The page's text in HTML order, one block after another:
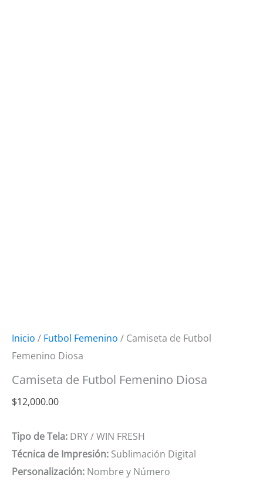
Inicio / Futbol Femenino / Camiseta de Futbol
Femenino Diosa
Camiseta de Futbol Femenino Diosa
$12,000.00
Tipo de Tela: DRY / WIN FRESH
Técnica de Impresión: Sublimación Digital
Personalización: Nombre y Número